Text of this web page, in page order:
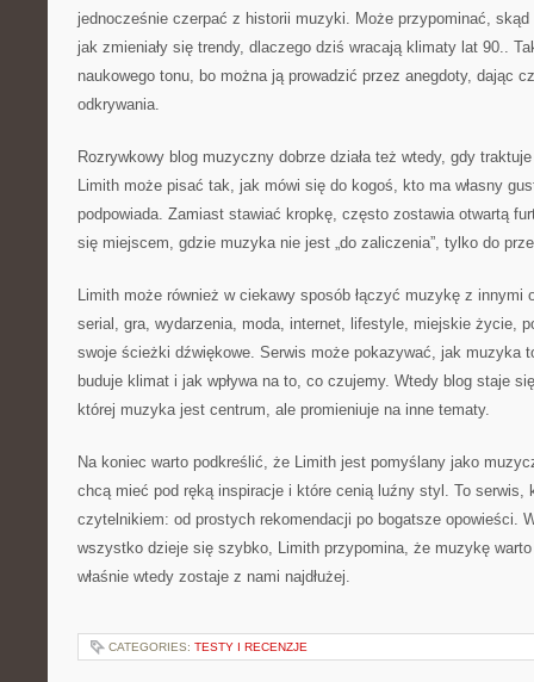
jednocześnie czerpać z historii muzyki. Może przypominać, skąd
jak zmieniały się trendy, dlaczego dziś wracają klimaty lat 90..
naukowego tonu, bo można ją prowadzić przez anegdoty, dając
odkrywania.
Rozrywkowy blog muzyczny dobrze działa też wtedy, gdy
Limith może pisać tak, jak mówi się do kogoś, kto ma własny
podpowiada. Zamiast stawiać kropkę, często zostawia otwartą
się miejscem, gdzie muzyka nie jest „do zaliczenia”, tylko do
Limith może również w ciekawy sposób łączyć muzykę z innymi
serial, gra, wydarzenia, moda, internet, lifestyle, miejskie życie,
swoje ścieżki dźwiękowe. Serwis może pokazywać, jak muzyka
buduje klimat i jak wpływa na to, co czujemy. Wtedy blog staje
której muzyka jest centrum, ale promieniuje na inne tematy.
Na koniec warto podkreślić, że Limith jest pomyślany jako
chcą mieć pod ręką inspiracje i które cenią luźny styl. To serwis,
czytelnikiem: od prostych rekomendacji po bogatsze opowieści.
wszystko dzieje się szybko, Limith przypomina, że muzykę
właśnie wtedy zostaje z nami najdłużej.
CATEGORIES: TESTY I RECENZJE